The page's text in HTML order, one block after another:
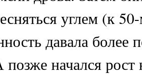
углем (к
давала более
начался рост